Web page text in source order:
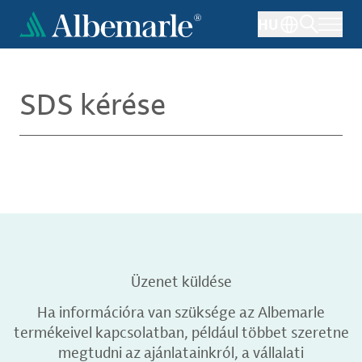
Ugrás
tartalomra
SDS kérése
Üzenet küldése
Ha információra van szüksége az Albemarle
termékeivel kapcsolatban, például többet szeretne
megtudni az ajánlatainkról, a vállalati